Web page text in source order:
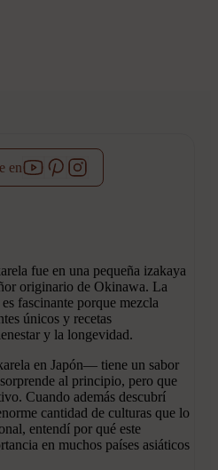
en
fue en una pequeña izakaya
originario de Okinawa. La
fascinante porque mezcla
únicos y recetas
y la longevidad.
en Japón— tiene un sabor
al principio, pero que
Cuando además descubrí
cantidad de culturas que lo
entendí por qué este
en muchos países asiáticos